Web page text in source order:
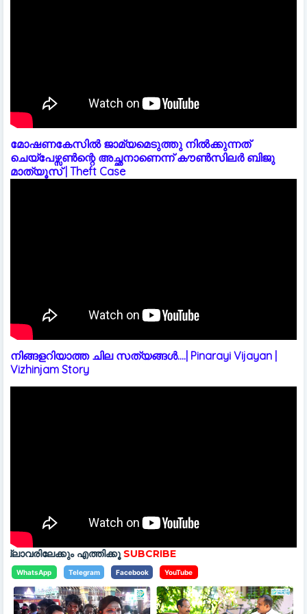
മോഷണകേസിൽ ജാമ്യമെടുത്തു നിൽക്കുന്നത്
ചെയ്പേഴ്സൺന്റെ അച്ഛനാണെന്ന് കൗൺസിലർ ബിജു
മാത്യൂസ് | Theft Case
നിങ്ങളറിയാത്ത ചില സത്യങ്ങൾ....| Pinarayi Vijayan |
Vizhinjam Story
എത്തിക്കൂSUBCRIBE
WhatsApp Telegram Facebook YouTube